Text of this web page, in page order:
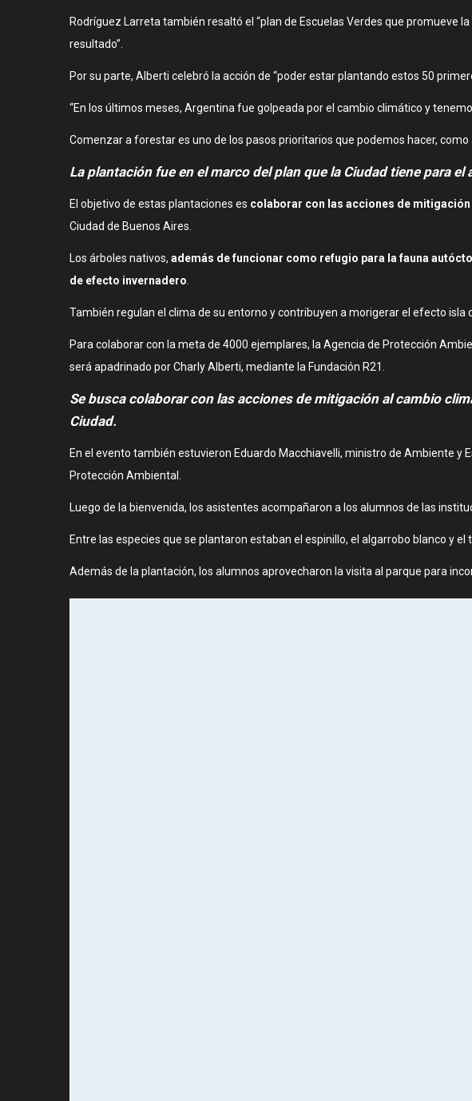
Rodríguez Larreta también resaltó el “plan de Escuelas Verdes que promueve
resultado”.
Por su parte, Alberti celebró la acción de “poder estar plantando estos 50
“En los últimos meses, Argentina fue golpeada por el cambio climático y
Comenzar a forestar es uno de los pasos prioritarios que podemos hacer,
La plantación fue en el marco del plan que la Ciudad tiene para
El objetivo de estas plantaciones es colaborar con las acciones de
Ciudad de Buenos Aires.
Los árboles nativos, además de funcionar como refugio para la fauna
de efecto invernadero
También regulan el clima de su entorno y contribuyen a morigerar el efecto isla
Para colaborar con la meta de 4000 ejemplares, la Agencia de Protección
será apadrinado por Charly Alberti, mediante la Fundación R21.
Se busca colaborar con las acciones de mitigación al cambio
Ciudad.
En el evento también estuvieron Eduardo Macchiavelli, ministro de Ambiente y
Protección Ambiental.
Luego de la bienvenida, los asistentes acompañaron a los alumnos de las
Entre las especies que se plantaron estaban el espinillo, el algarrobo blanco y el
Además de la plantación, los alumnos aprovecharon la visita al parque para